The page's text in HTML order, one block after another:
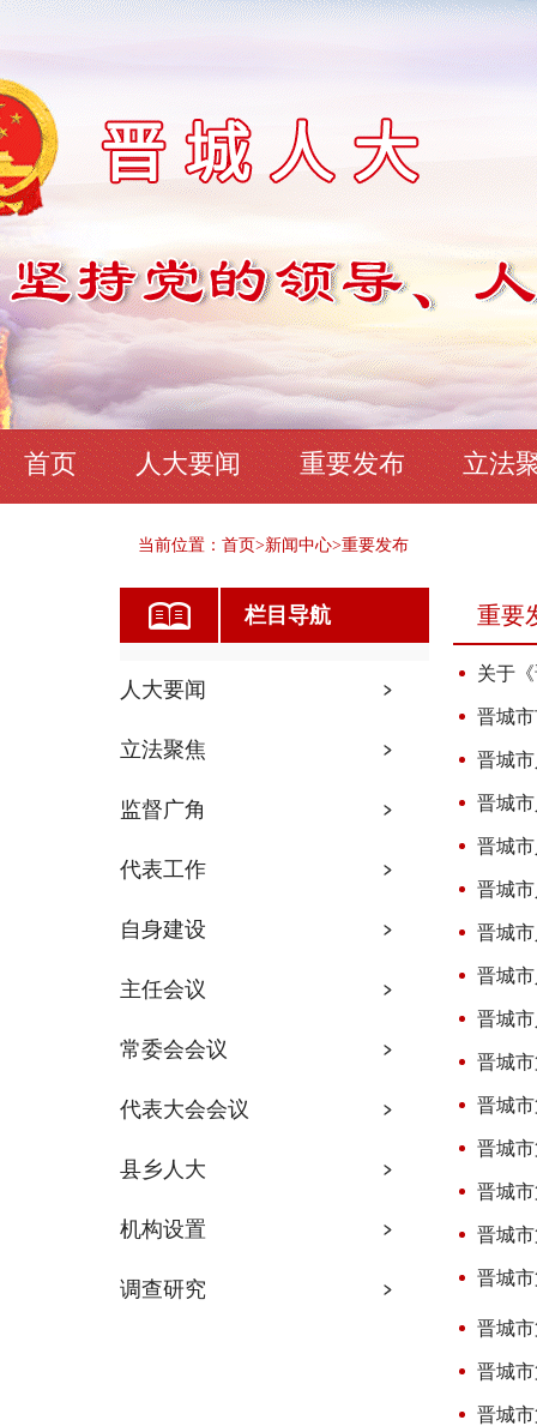
首页 人大要闻 重要发布 立法
当前位置： 首页>新闻中心>重要发布
栏目导航
人大要闻
立法聚焦
监督广角
代表工作
自身建设
主任会议
常委会会议
代表大会会议
县乡人大
机构设置
调查研究
重要
关于
晋城
晋城
晋城
晋城
晋城
晋城
晋城
晋城
晋城
晋城
晋城
晋城
晋城
晋城
晋城
晋城
晋城